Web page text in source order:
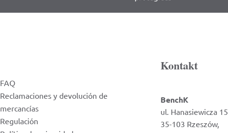
FAQ
Reclamaciones y devolución de
mercancías
Regulación
Kontakt
BenchK
ul. Hanasiewicza 15,
35-103 Rzeszów,